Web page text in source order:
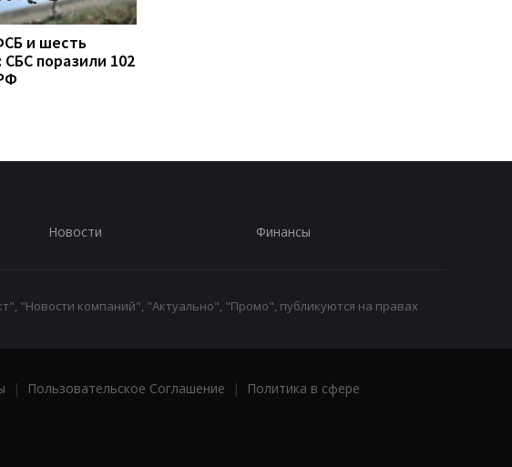
и шесть
СБС поразили 102
Новости Финансы
"Новости компаний", "Актуально", "Промо", публикуются на правах
| Пользовательское Соглашение |
Политика в сфере